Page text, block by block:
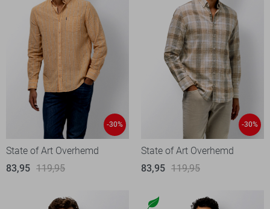
-30%
State of Art Overhemd
83,95 119,95
-30%
State of Art Overhemd
83,95 119,95